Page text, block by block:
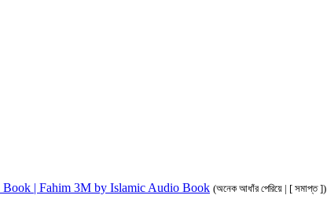
Book | Fahim 3M by Islamic Audio Book (অনেক আধাঁর পেরিয়ে | [ সমাপ্ত ])